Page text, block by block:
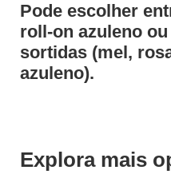
Pode escolher
roll-on azuleno
sortidas (mel,
azuleno).
Explora mais